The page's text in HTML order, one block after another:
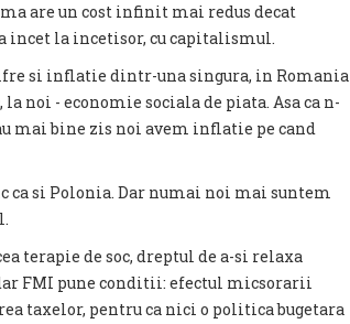
are un cost infinit mai redus decat
incet la incetisor, cu capitalismul.
si inflatie dintr-una singura, in Romania
la noi - economie sociala de piata. Asa ca n-
mai bine zis noi avem inflatie pe cand
ca si Polonia. Dar numai noi mai suntem
terapie de soc, dreptul de a-si relaxa
FMI pune conditii: efectul micsorarii
taxelor, pentru ca nici o politica bugetara